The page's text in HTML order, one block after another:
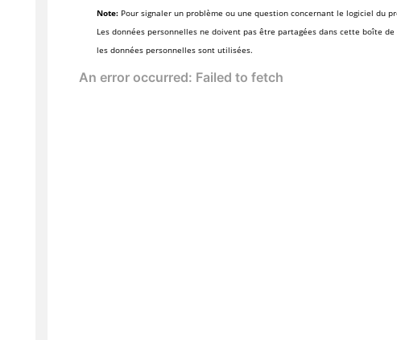
Note: Pour signaler un problème ou une question concernant le logiciel du
Les données personnelles ne doivent pas être partagées dans cette boîte
les données personnelles sont utilisées.